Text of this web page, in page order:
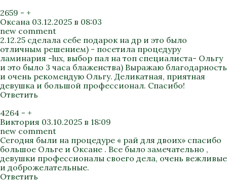
2659 - +
Оксана 03.12.2025 в 08:03
new comment
2.12.25 сделала себе подарок на др и это было
отличным решением) - посетила процедуру
ламинария -lux, выбор пал на топ специалиста- Ольгу
и это было 3 часа блаженства) Выражаю благодарность
и очень рекомендую Ольгу. Деликатная, приятная
девушка и большой профессионал. Спасибо!
Ответить
4264 - +
Виктория 03.10.2025 в 18:09
new comment
Сегодня были на процедуре « рай для двоих» спасибо
большое Ольге и Оксане . Все было замечательно ,
девушки профессионалы своего дела, очень вежливые
и доброжелательные.
Ответить